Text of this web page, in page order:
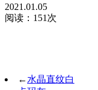
2021.01.05
阅读：151次
← 水晶直纹白